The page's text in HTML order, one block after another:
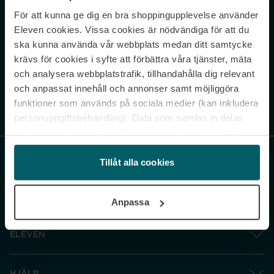
För att kunna ge dig en bra shoppingupplevelse använder
Eleven cookies. Vissa cookies är nödvändiga för att du
ska kunna använda vår webbplats medan ditt samtycke
krävs för cookies i syfte att förbättra våra tjänster, mäta
och analysera webbplatstrafik, tillhandahålla dig relevant
och anpassat innehåll och annonser samt möjliggöra
funktioner som används på sociala medier (kan inkludera
personuppgiftsbehandling). Data som samlas in delas
och gå vidare” accepterar du samtliga cookies medan du
under ”Inställningar” kan anpassa användningen av
cookies. Du kan återkalla ditt samtycke när som helst.
Tillåt alla cookies
Anpassa
Never miss a beat.
Sign up to our newsletter.
Genom att prenumerera accepterar du vår Integritetspolicy. Avprenumerera
ELEVEN